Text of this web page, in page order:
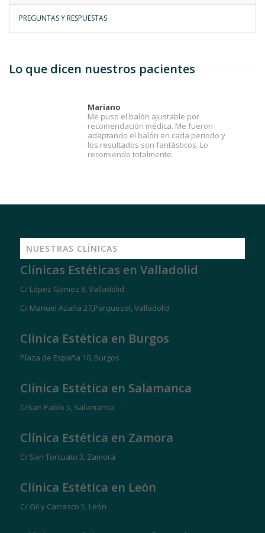
PREGUNTAS Y RESPUESTAS
Lo que dicen nuestros pacientes
Mariano
Me puso el balón ajustable por
recomendación médica. Me fueron
adaptando el balón en cada periodo y
los resultados son fantásticos. Lo
recomiendo totalmente.
NUESTRAS CLÍNICAS
Clínicas Estéticas en Valladolid
C/ López Gómez 8, Valladolid
C/ Manuel Azaña 27,Parquesol, Valladolid
Clínica Estética en Burgos
Plaza de España 10, Burgos
Clínica Estética en Salamanca
C/San Pablo 5, Salamanca
Clínica Estética en Zamora
C/ San Torcuato 3, Zamora
Clínica Estética en León
C/ Gil y Carrasco 5, León